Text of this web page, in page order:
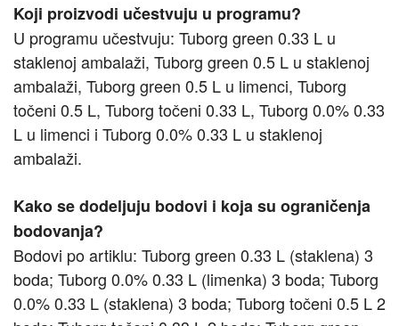
Koji proizvodi učestvuju u programu?
U programu učestvuju: Tuborg green 0.33 L u
staklenoj ambalaži, Tuborg green 0.5 L u staklenoj
ambalaži, Tuborg green 0.5 L u limenci, Tuborg
točeni 0.5 L, Tuborg točeni 0.33 L, Tuborg 0.0% 0.33
L u limenci i Tuborg 0.0% 0.33 L u staklenoj
ambalaži.
Kako se dodeljuju bodovi i koja su ograničenja
bodovanja?
Bodovi po artiklu: Tuborg green 0.33 L (staklena) 3
boda; Tuborg 0.0% 0.33 L (limenka) 3 boda; Tuborg
0.0% 0.33 L (staklena) 3 boda; Tuborg točeni 0.5 L 2